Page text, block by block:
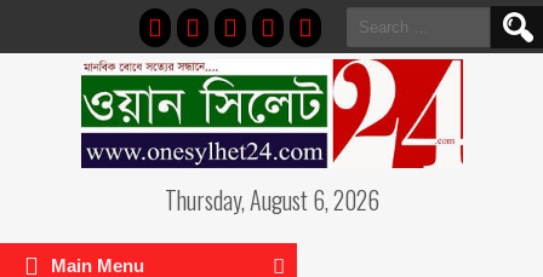
Search
for:
Thursday, August 6, 2026
Main Menu